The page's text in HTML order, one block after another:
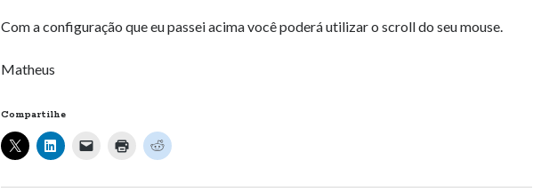
Com a configuração que eu passei acima você poderá utilizar o scroll do seu mouse.
Matheus
Compartilhe